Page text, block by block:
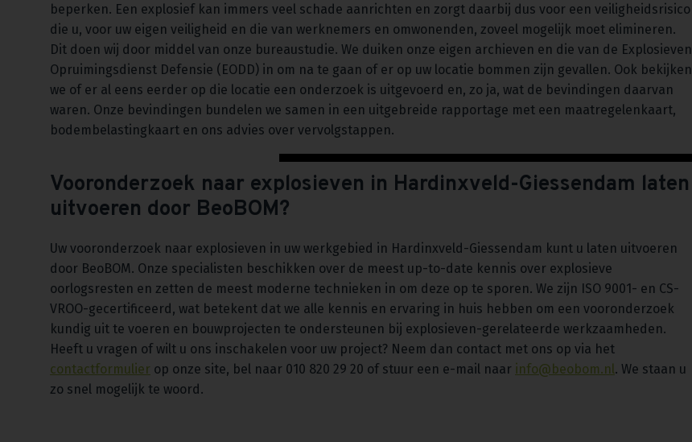
beperken. Een explosief kan immers veel schade aanrichten en zorgt daarbij dus voor een veiligheidsrisico
die u, voor uw eigen veiligheid en die van werknemers en omwonenden, zoveel mogelijk moet elimineren.
Dit doen wij door middel van onze bureaustudie. We duiken onze eigen archieven en die van de Explosieven
Opruimingsdienst Defensie (EODD) in om na te gaan of er op uw locatie bommen zijn gevallen. Ook bekijken
we of er al eens eerder op die locatie een onderzoek is uitgevoerd en, zo ja, wat de bevindingen daarvan
waren. Onze bevindingen bundelen we samen in een uitgebreide rapportage met een maatregelenkaart,
bodembelastingkaart en ons advies over vervolgstappen.
Vooronderzoek naar explosieven in Hardinxveld-Giessendam laten
uitvoeren door BeoBOM?
Uw vooronderzoek naar explosieven in uw werkgebied in Hardinxveld-Giessendam kunt u laten uitvoeren
door BeoBOM. Onze specialisten beschikken over de meest up-to-date kennis over explosieve
oorlogsresten en zetten de meest moderne technieken in om deze op te sporen. We zijn ISO 9001- en CS-
VROO-gecertificeerd, wat betekent dat we alle kennis en ervaring in huis hebben om een vooronderzoek
kundig uit te voeren en bouwprojecten te ondersteunen bij explosieven-gerelateerde werkzaamheden.
Heeft u vragen of wilt u ons inschakelen voor uw project? Neem dan contact met ons op via het
contactformulier op onze site, bel naar 010 820 29 20 of stuur een e-mail naar info@beobom.nl . We staan u
zo snel mogelijk te woord.